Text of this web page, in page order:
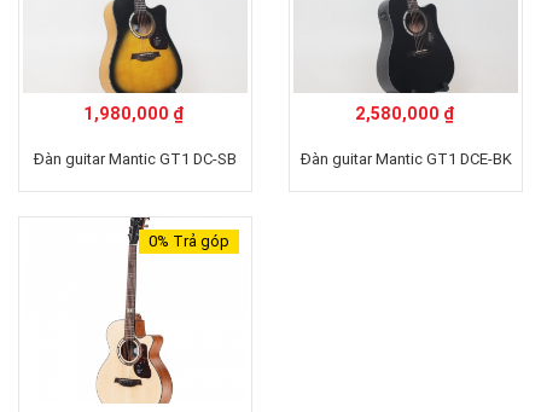
1,980,000 ₫
Đàn guitar Mantic GT1 DC-SB
2,580,000 ₫
Đàn guitar Mantic GT1 DCE-BK
0% Trả góp